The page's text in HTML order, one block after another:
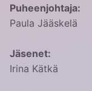
Puheenjohtaja:
Paula Jääskelä
Jäsenet:
Irina Kätkä